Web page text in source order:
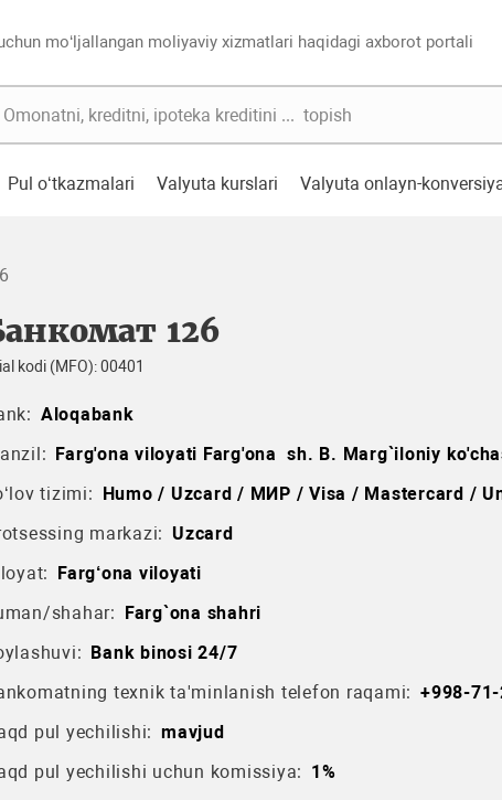
mo‘ljallangan moliyaviy xizmatlari haqidagi axborot portali
Pul o‘tkazmalari Valyuta kurslari Valyuta onlayn-
126
kodi (MFO): 00401
Aloqabank
Farg'ona viloyati Farg'ona sh. B. Marg`iloniy
tizimi: Humo / Uzcard / МИР / Visa / Mastercard /
markazi: Uzcard
Farg‘ona viloyati
shahar: Farg`ona shahri
Bank binosi 24/7
texnik ta'minlanish telefon raqami: +998-
pul yechilishi: mavjud
pul yechilishi uchun komissiya: 1%